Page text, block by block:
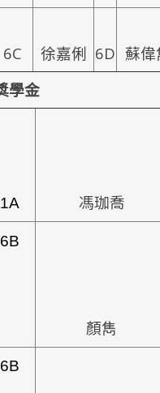
6C 徐嘉俐 6D 蘇偉
學金
1A 馮珈喬
6B
顏雋
6B